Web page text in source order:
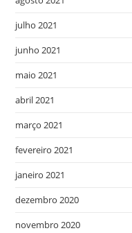
julho 2021
junho 2021
maio 2021
abril 2021
março 2021
fevereiro 2021
janeiro 2021
dezembro 2020
novembro 2020